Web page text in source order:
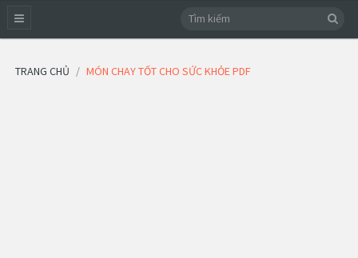
TRANG CHỦ MÓN CHAY TỐT CHO SỨC KHỎE PDF